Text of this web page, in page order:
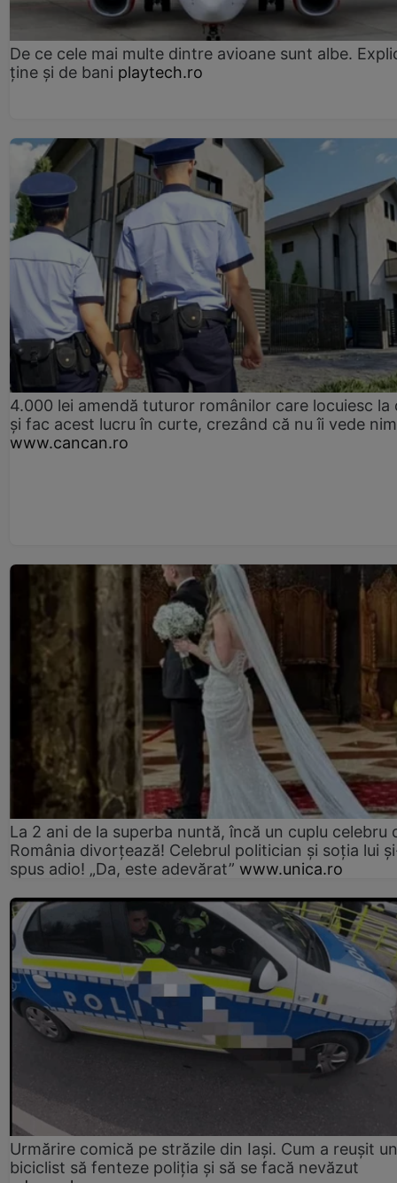
De ce cele mai multe dintre avioane sunt albe.
ține și de bani playtech.ro
4.000 lei amendă tuturor românilor care locuiesc la
și fac acest lucru în curte, crezând că nu îi vede
www.cancan.ro
La 2 ani de la superba nuntă, încă un cuplu celebru
România divorțează! Celebrul politician și soția lui
spus adio! „Da, este adevărat” www.unica.ro
Urmărire comică pe străzile din Iași. Cum a reușit un
biciclist să fenteze poliția și să se facă nevăzut